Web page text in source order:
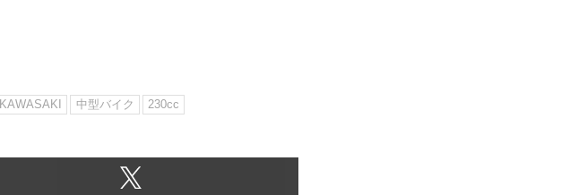
KAWASAKI 中型バイク
230cc